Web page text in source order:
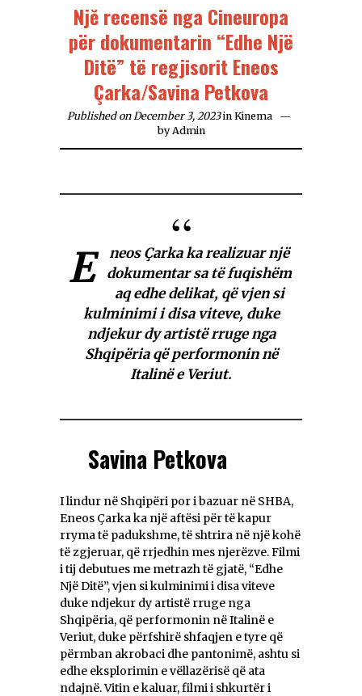
Njĕ recensë nga Cineuropa
për dokumentarin “Edhe Një
Ditë” të regjisorit Eneos
Çarka/Savina Petkova
Published on December 3, 2023 in Kinema
by Admin
E
neos Çarka ka realizuar një
dokumentar sa të fuqishëm
aq edhe delikat, që vjen si
kulminimi i disa viteve, duke
ndjekur dy artistë rruge nga
Shqipëria që performonin në
Italinë e Veriut.
Savina Petkova
I lindur në Shqipëri por i bazuar në SHBA,
Eneos Çarka ka një aftësi për të kapur
rryma të padukshme, të shtrira në një kohë
të zgjeruar, që rrjedhin mes njerëzve. Filmi
i tij debutues me metrazh të gjatë, “Edhe
Një Ditë”, vjen si kulminimi i disa viteve
duke ndjekur dy artistë rruge nga
Shqipëria, që performonin në Italinë e
Veriut, duke përfshirë shfaqjen e tyre që
përmban akrobaci dhe pantonimë, ashtu si
edhe eksplorimin e vëllazërisë që ata
ndajnë. Vitin e kaluar, filmi i shkurtër i